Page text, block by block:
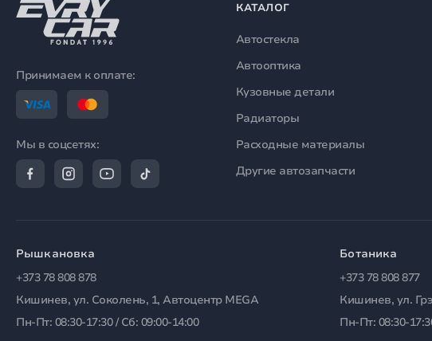
Принимаем к оплате:
Мы в соцсетях:
КАТАЛОГ
Автостекла
Автооптика
Кузовные детали
Радиаторы
Расходные материалы
Другие автозапчасти
Рышкановка
+373 78 808 878
Кишинев, ул. Соколень, 1, Автоцентр MEGA
Пн-Пт: 08:30-17:30 / Сб: 09:00-14:00
Ботаника
+373 78 808 877
Кишинев, ул.
Пн-Пт: 08:30-